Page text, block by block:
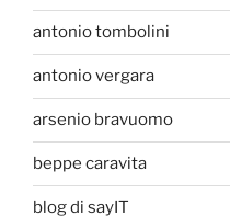
antonio tombolini
antonio vergara
arsenio bravuomo
beppe caravita
blog di sayIT